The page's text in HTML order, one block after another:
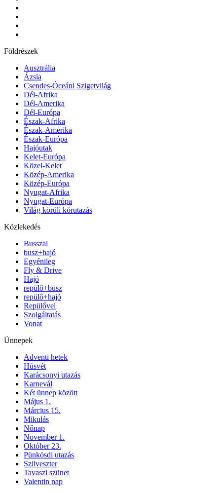
Földrészek
Ausztrália
Ázsia
Csendes-Óceáni Szigetvilág
Dél-Afrika
Dél-Amerika
Dél-Európa
Észak-Afrika
Észak-Amerika
Észak-Európa
Hajóutak
Kelet-Európa
Közel-Kelet
Közép-Amerika
Közép-Európa
Nyugat-Afrika
Nyugat-Európa
Világ körüli körutazás
Közlekedés
Busszal
busz+hajó
Egyénileg
Fly & Drive
Hajó
repülő+busz
repülő+hajó
Repülővel
Szolgáltatás
Vonat
Ünnepek
Adventi hetek
Húsvét
Karácsonyi utazás
Karnevál
Két ünnep között
Május 1.
Március 15.
Mikulás
Nőnap
November 1.
Október 23.
Pünkösdi utazás
Szilveszter
Tavaszi szünet
Valentin nap